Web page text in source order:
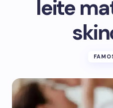
leite